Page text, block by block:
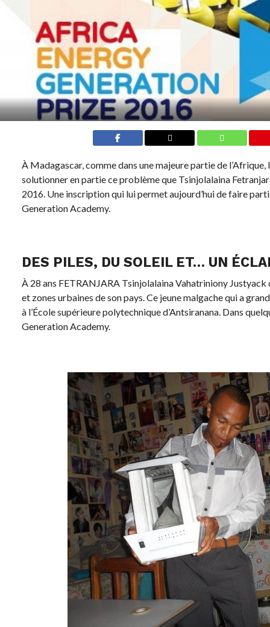
À Madagascar, comme dans une majeure partie de l’Afrique,
solutionner en partie ce problème que Tsinjolalaina
2016. Une inscription qui lui permet aujourd’hui de faire
Generation Academy.
DES PILES, DU SOLEIL ET… UN
À 28 ans FETRANJARA Tsinjolalaina Vahatriniony
et zones urbaines de son pays. Ce jeune malgache qui a
à l’École supérieure polytechnique d’Antsiranana. Dans
Generation Academy.